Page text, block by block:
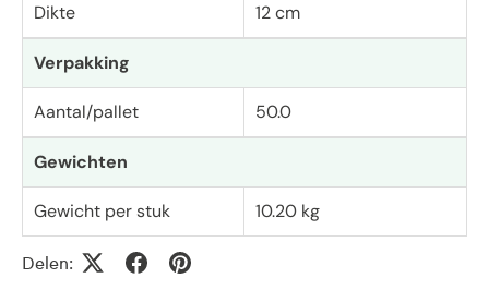
Dikte 12 cm
Verpakking
Aantal/pallet 50.0
Gewichten
Gewicht per stuk 10.20 kg
Delen: